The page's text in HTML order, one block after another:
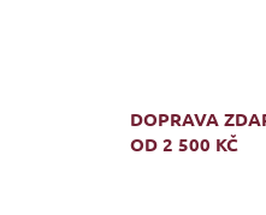
DOPRAVA
OD 2 500 KČ